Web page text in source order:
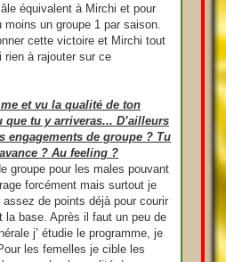
équivalent à Mirchi et pour
un groupe 1 par saison.
cette victoire et Mirchi tout
rien à rajouter sur ce
et vu la qualité de ton
tu y arriveras... D’ailleurs
engagements de groupe ? Tu
? Au feeling ?
groupe pour les males pouvant
forcément mais surtout je
de points déjà pour courir
la base. Après il faut un peu de
j’ étudie le programme, je
les femelles je cible les